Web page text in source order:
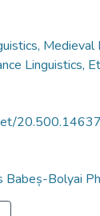
Medieval
Linguistics,
Babeș-Bolyai